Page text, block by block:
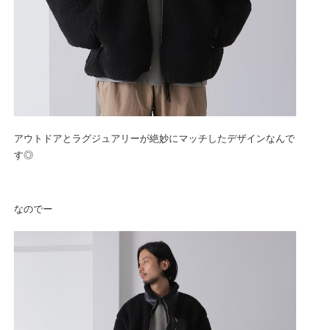
アウトドアとラグジュアリーが絶妙にマッチしたデザインなんで
す◎
なのでー